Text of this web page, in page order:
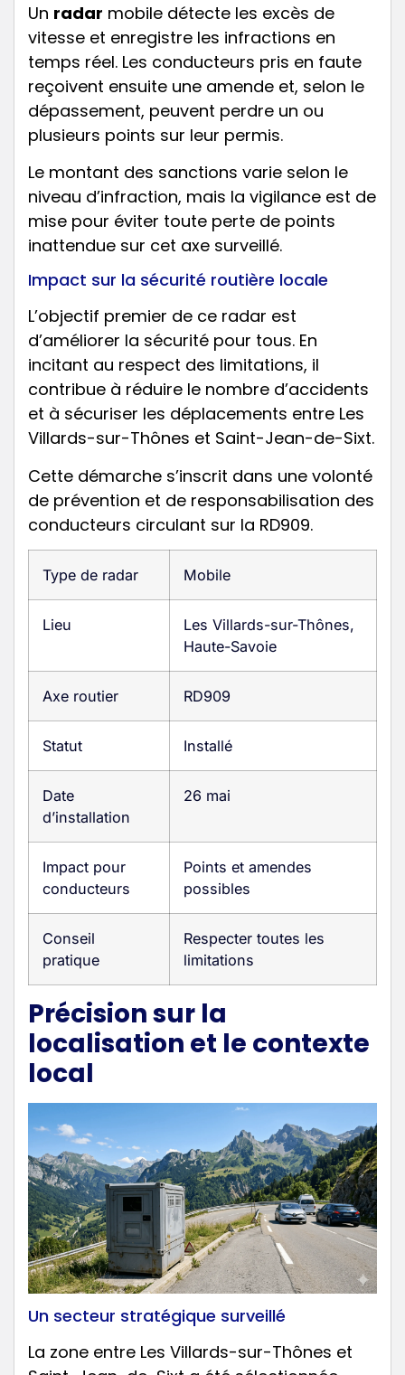
Un radar mobile détecte les excès de
vitesse et enregistre les infractions en
temps réel. Les conducteurs pris en faute
reçoivent ensuite une amende et, selon le
dépassement, peuvent perdre un ou
plusieurs points sur leur permis.
Le montant des sanctions varie selon le
niveau d’infraction, mais la vigilance est de
mise pour éviter toute perte de points
inattendue sur cet axe surveillé.
Impact sur la sécurité routière locale
L’objectif premier de ce radar est
d’améliorer la sécurité pour tous. En
incitant au respect des limitations, il
contribue à réduire le nombre d’accidents
et à sécuriser les déplacements entre Les
Villards-sur-Thônes et Saint-Jean-de-Sixt.
Cette démarche s’inscrit dans une volonté
de prévention et de responsabilisation des
conducteurs circulant sur la RD909.
Type de radar Mobile
Lieu
Les Villards-sur-Thônes,
Haute-Savoie
Axe routier RD909
Statut Installé
Date
d’installation
26 mai
Impact pour
conducteurs
Points et amendes
possibles
Conseil
pratique
Respecter toutes les
limitations
Précision sur la
localisation et le contexte
local
Un secteur stratégique surveillé
La zone entre Les Villards-sur-Thônes et